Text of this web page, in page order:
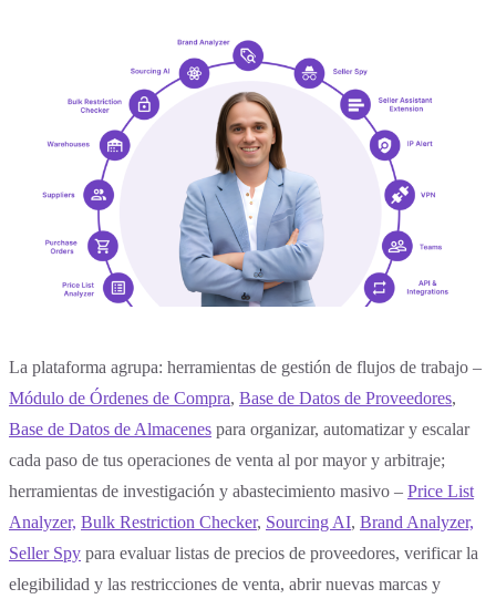
La plataforma agrupa: herramientas de gestión de flujos de trabajo –
Módulo de Órdenes de Compra, Base de Datos de Proveedores,
Base de Datos de Almacenes para organizar, automatizar y escalar
cada paso de tus operaciones de venta al por mayor y arbitraje;
herramientas de investigación y abastecimiento masivo – Price List
Analyzer, Bulk Restriction Checker, Sourcing AI, Brand Analyzer,
Seller Spy para evaluar listas de precios de proveedores, verificar la
elegibilidad y las restricciones de venta, abrir nuevas marcas y